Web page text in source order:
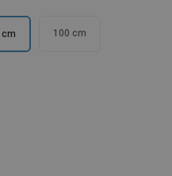
cm 100 cm